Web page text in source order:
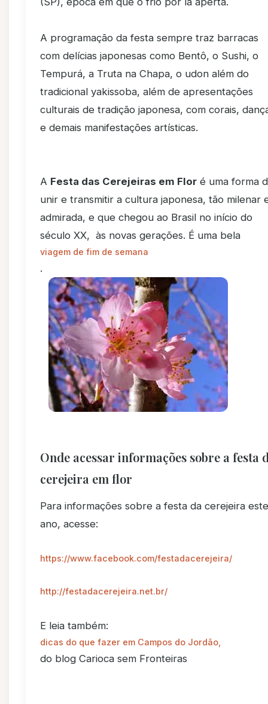
A programação da festa sempre traz barracas
com delícias japonesas como Bentô, o Sushi, o
Tempurá, a Truta na Chapa, o udon além do
tradicional yakissoba, além de apresentações
culturais de tradição japonesa, com corais,
e demais manifestações artísticas.
A Festa das Cerejeiras em Flor é uma forma
unir e transmitir a cultura japonesa, tão milenar
admirada, e que chegou ao Brasil no início do
século XX, às novas gerações. É uma bela
viagem de fim de semana
.
Onde acessar informações sobre a festa
cerejeira em flor
Para informações sobre a festa da cerejeira este
ano, acesse:
https://www.facebook.com/festadacerejeira/
http://festadacerejeira.net.br/
E leia também:
dicas do que fazer em Campos do Jordão,
do blog Carioca sem Fronteiras